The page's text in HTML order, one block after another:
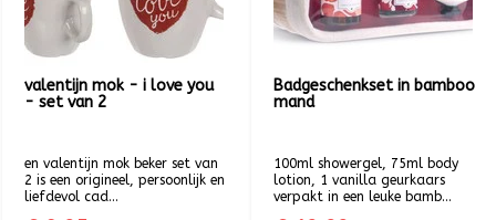
valentijn mok - i love you
- set van 2
en valentijn mok beker set van
2 is een origineel, persoonlijk en
liefdevol cad...
Badgeschenkset in bamboo
mand
100ml showergel, 75ml body
lotion, 1 vanilla geurkaars
verpakt in een leuke bamb...